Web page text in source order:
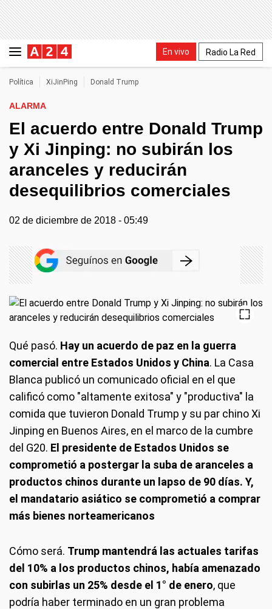
En vivo Radio La Red
Política XiJinPing Donald Trump
ALARMA
El acuerdo entre Donald Trump
y Xi Jinping: no subirán los
aranceles y reducirán
desequilibrios comerciales
02 de diciembre de 2018 - 05:49
X
Qué pasó. Hay un acuerdo de paz en la guerra
comercial entre Estados Unidos y China. La Casa
Blanca publicó un comunicado oficial en el que
calificó como "altamente exitosa" y "productiva" la
comida que tuvieron Donald Trump y su par chino Xi
Jinping en Buenos Aires, en el marco de la cumbre
del G20. El presidente de Estados Unidos se
comprometió a postergar la suba de aranceles a
productos chinos durante un lapso de 90 días. Y,
el mandatario asiático se comprometió a comprar
más bienes norteamericanos
Cómo será. Trump mantendrá las actuales tarifas
del 10% a los productos chinos, había amenazado
con subirlas un 25% desde el 1° de enero, que
podría haber terminado en un gran problema